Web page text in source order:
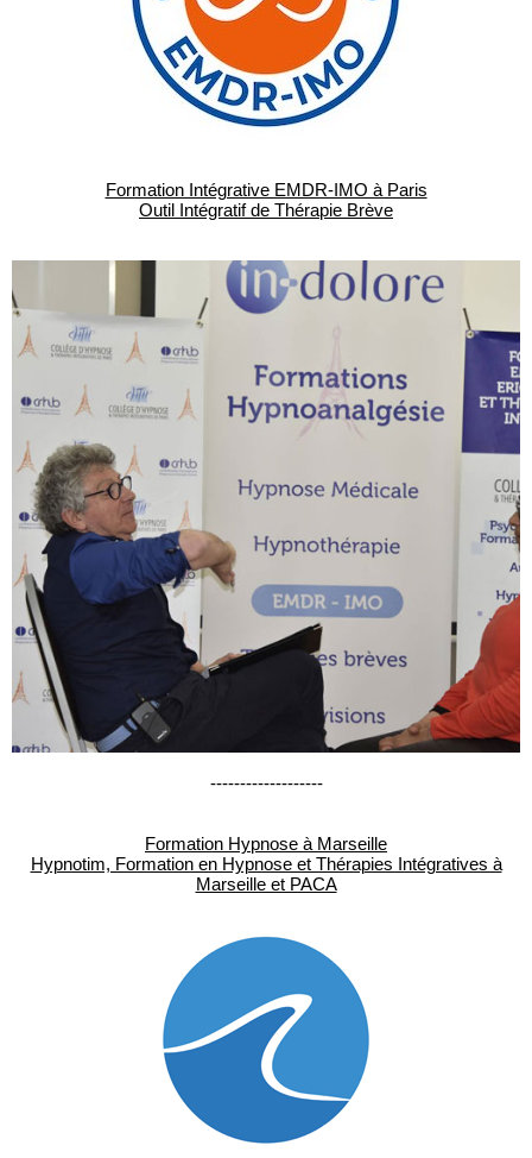
Formation Intégrative EMDR-IMO à Paris
Outil Intégratif de Thérapie Brève
-------------------
Formation Hypnose à Marseille
Hypnotim, Formation en Hypnose et Thérapies Intégratives à
Marseille et PACA